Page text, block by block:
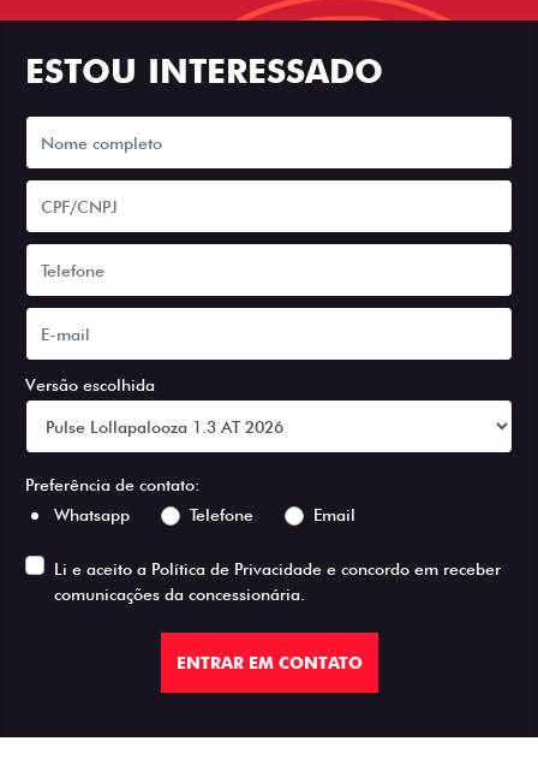
ESTOU INTERESSADO
Versão escolhida
Preferência de contato:
Whatsapp
Telefone Email
Li e aceito a Política de Privacidade e concordo em receber
comunicações da concessionária.
ENTRAR EM CONTATO